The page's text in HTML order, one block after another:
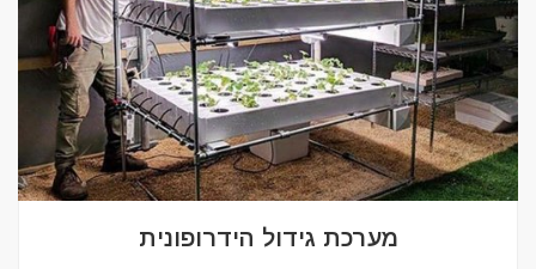
מערכת גידול הידרופונית